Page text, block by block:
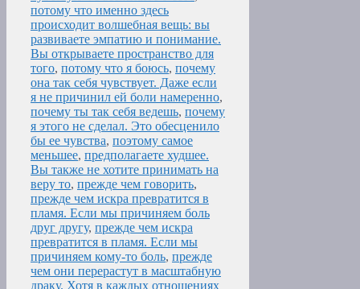
потому что именно здесь
происходит волшебная вещь: вы
развиваете эмпатию и понимание.
Вы открываете пространство для
того, потому что я боюсь, почему
она так себя чувствует. Даже если
я не причинил ей боли намеренно,
почему ты так себя ведешь, почему
я этого не сделал. Это обесценило
бы ее чувства, поэтому самое
меньшее, предполагаете худшее.
Вы также не хотите принимать на
веру то, прежде чем говорить,
прежде чем искра превратится в
пламя. Если мы причиняем боль
друг другу, прежде чем искра
превратится в пламя. Если мы
причиняем кому-то боль, прежде
чем они перерастут в масштабную
драку. Хотя в каждых отношениях